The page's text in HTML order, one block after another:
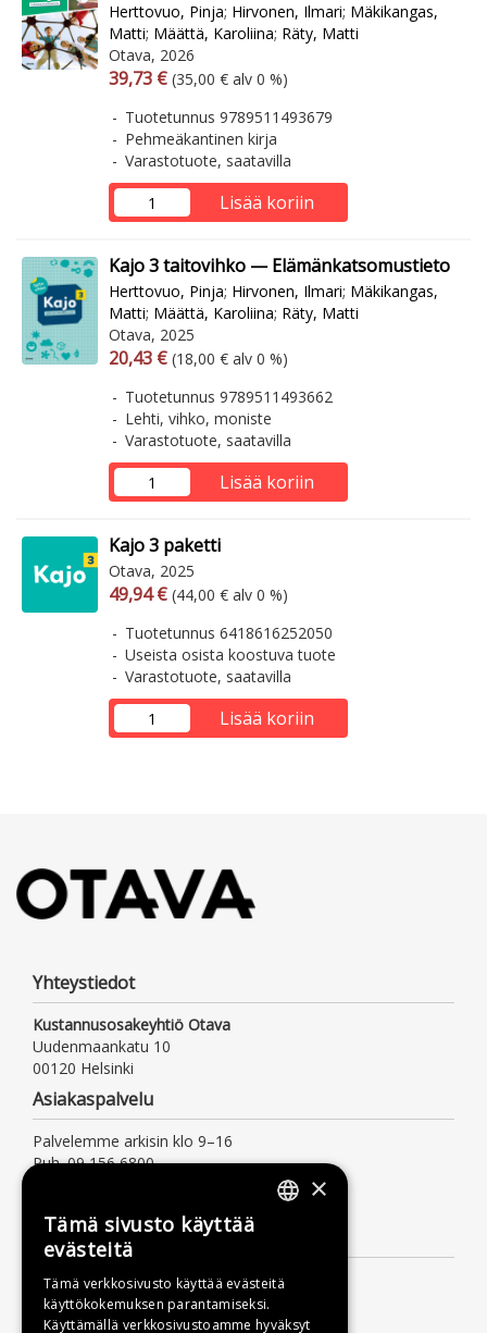
Herttovuo, Pinja; Hirvonen, Ilmari; Mäkikangas,
Matti; Määttä, Karoliina; Räty, Matti
Otava, 2026
Arvonlisäverollinen hinta
39,73 € Arvonlisäveroton hinta
(35,00 € alv 0 %)
Tuotetunnus 9789511493679
Pehmeäkantinen kirja
Varastotuote, saatavilla
Lisää koriin
Kajo 3 taitovihko — Elämänkatsomustieto
Herttovuo, Pinja; Hirvonen, Ilmari; Mäkikangas,
Matti; Määttä, Karoliina; Räty, Matti
Otava, 2025
Arvonlisäverollinen hinta
20,43 € Arvonlisäveroton hinta
(18,00 € alv 0 %)
Tuotetunnus 9789511493662
Lehti, vihko, moniste
Varastotuote, saatavilla
Lisää koriin
Kajo 3 paketti
Otava, 2025
Arvonlisäverollinen hinta
49,94 € Arvonlisäveroton hinta
(44,00 € alv 0 %)
Tuotetunnus 6418616252050
Useista osista koostuva tuote
Varastotuote, saatavilla
Lisää koriin
Yhteystiedot
Kustannusosakeyhtiö Otava
Uudenmaankatu 10
00120 Helsinki
Asiakaspalvelu
Palvelemme arkisin klo 9–16
Puh. 09 156 6800
Lisätietoa
Toimitusehdot
Käyttöohjeet
×
Tämä sivusto käyttää
evästeitä
Tämä verkkosivusto käyttää evästeitä
käyttökokemuksen parantamiseksi.
Käyttämällä verkkosivustoamme hyväksyt